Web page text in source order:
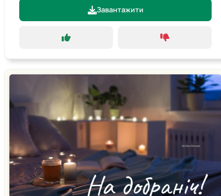
Завантажити